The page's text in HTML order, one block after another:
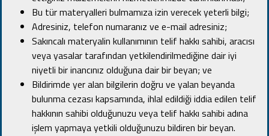
Bu tür materyalleri bulmamıza izin verecek yeterli bilgi;
Adresiniz, telefon numaranız ve e-mail adresiniz;
Sakıncalı materyalin kullanımının telif hakkı sahibi, aracısı
veya yasalar tarafından yetkilendirilmediğine dair iyi
niyetli bir inancınız olduğuna dair bir beyan; ve
Bildirimde yer alan bilgilerin doğru ve yalan beyanda
bulunma cezası kapsamında, ihlal edildiği iddia edilen telif
hakkının sahibi olduğunuzu veya telif hakkı sahibi adına
işlem yapmaya yetkili olduğunuzu bildiren bir beyan.